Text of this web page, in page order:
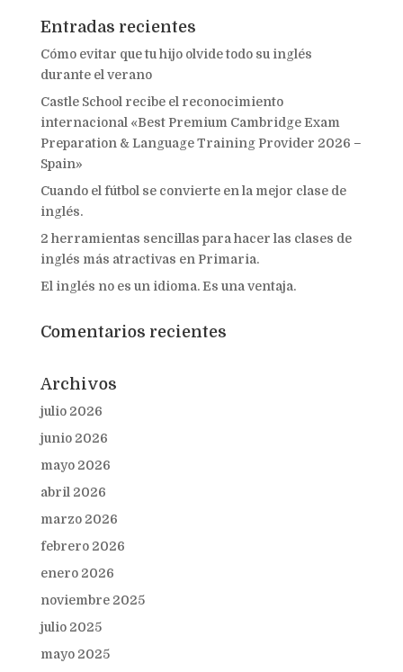
Entradas recientes
Cómo evitar que tu hijo olvide todo su inglés
durante el verano
Castle School recibe el reconocimiento
internacional «Best Premium Cambridge Exam
Preparation & Language Training Provider 2026 –
Spain»
Cuando el fútbol se convierte en la mejor clase de
inglés.
2 herramientas sencillas para hacer las clases de
inglés más atractivas en Primaria.
El inglés no es un idioma. Es una ventaja.
Comentarios recientes
Archivos
julio 2026
junio 2026
mayo 2026
abril 2026
marzo 2026
febrero 2026
enero 2026
noviembre 2025
julio 2025
mayo 2025